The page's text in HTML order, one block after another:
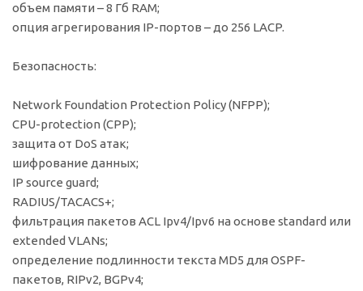
объем памяти – 8 Гб RAM;
опция агрегирования IP-портов – до 256 LACP.
Безопасность:
Network Foundation Protection Policy (NFPP);
CPU-protection (CPP);
защита от DoS атак;
шифрование данных;
IP source guard;
RADIUS/TACACS+;
фильтрация пакетов ACL Ipv4/Ipv6 на основе standard или
extended VLANs;
определение подлинности текста MD5 для OSPF-
пакетов, RIPv2, BGPv4;